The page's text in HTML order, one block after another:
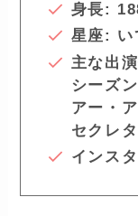
身長:
星座: い
主な出
シーズ
アー・
セクレ
インス